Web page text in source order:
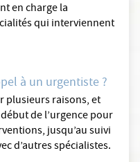
en charge la
qui interviennent
à un urgentiste ?
plusieurs raisons, et
de l’urgence pour
jusqu’au suivi
d’autres spécialistes.